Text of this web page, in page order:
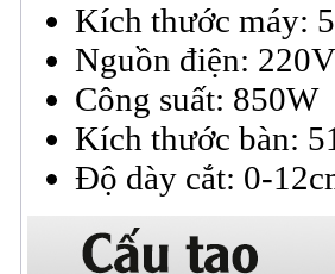
Kích thước máy:
Nguồn điện: 220V
Công suất: 850W
Kích thước bàn:
Độ dày cắt: 0-